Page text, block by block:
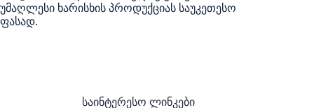
უმაღლესი ხარისხის პროდუქციას საუკეთესო
ფასად.
საინტერესო ლინკები